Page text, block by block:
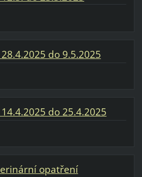
do 9.5.2025
do 25.4.2025
opatření